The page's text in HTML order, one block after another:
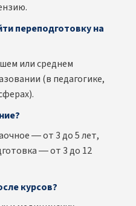
переподготовку на
или среднем
(в педагогике,
— от 3 до 5 лет,
— от 3 до 12
курсов?